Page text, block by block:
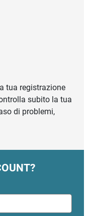
tua registrazione
subito la tua
di problemi,